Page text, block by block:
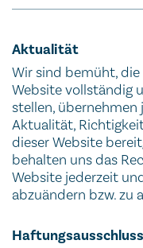
Aktualität
Wir sind bemüht,
Website vollständig
stellen, übernehmen
Aktualität,
dieser Website
behalten uns das
Website jederzeit
abzuändern bzw. zu
Haftungsausschluss